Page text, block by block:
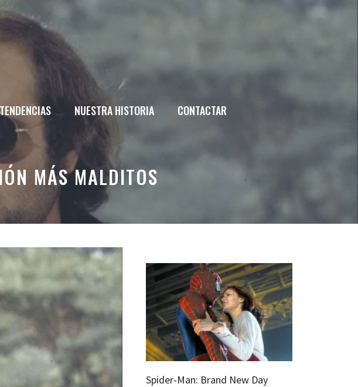
NUESTRA HISTORIA CONTACTAR
MÁS MALDITOS
Spider-Man: Brand New Day